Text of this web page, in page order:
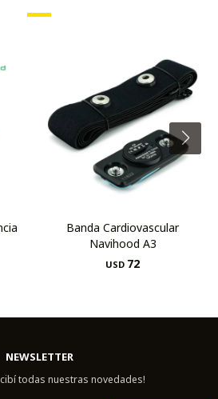
Banda Cardiovascular
Navihood A3
USD 72
NEWSLETTER
todas nuestras novedades!